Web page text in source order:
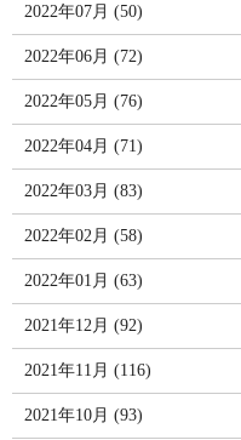
2022年07月 (50)
2022年06月 (72)
2022年05月 (76)
2022年04月 (71)
2022年03月 (83)
2022年02月 (58)
2022年01月 (63)
2021年12月 (92)
2021年11月 (116)
2021年10月 (93)